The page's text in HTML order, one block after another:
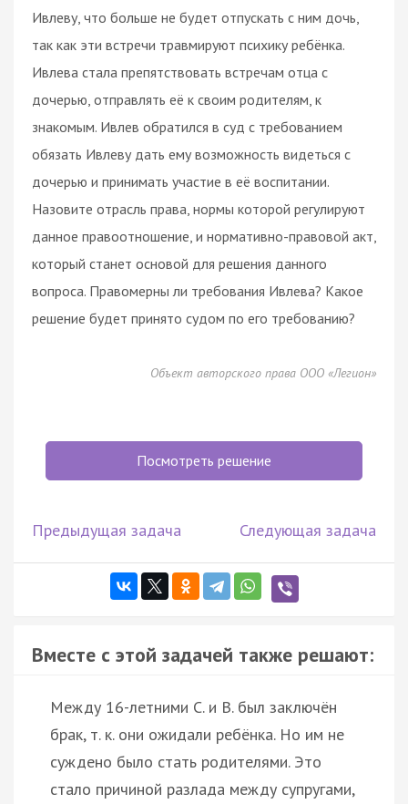
Ивлеву, что больше не будет отпускать с ним дочь,
так как эти встречи травмируют психику ребёнка.
Ивлева стала препятствовать встречам отца с
дочерью, отправлять её к своим родителям, к
знакомым. Ивлев обратился в суд с требованием
обязать Ивлеву дать ему возможность видеться с
дочерью и принимать участие в её воспитании.
Назовите отрасль права, нормы которой регулируют
данное правоотношение, и нормативно-правовой акт,
который станет основой для решения данного
вопроса. Правомерны ли требования Ивлева? Какое
решение будет принято судом по его требованию?
Объект авторского права ООО «Легион»
Посмотреть решение
Предыдущая задача Следующая задача
Вместе с этой задачей также решают:
Между 16-летними С. и В. был заключён
брак, т. к. они ожидали ребёнка. Но им не
суждено было стать родителями. Это
стало причиной разлада между супругами,